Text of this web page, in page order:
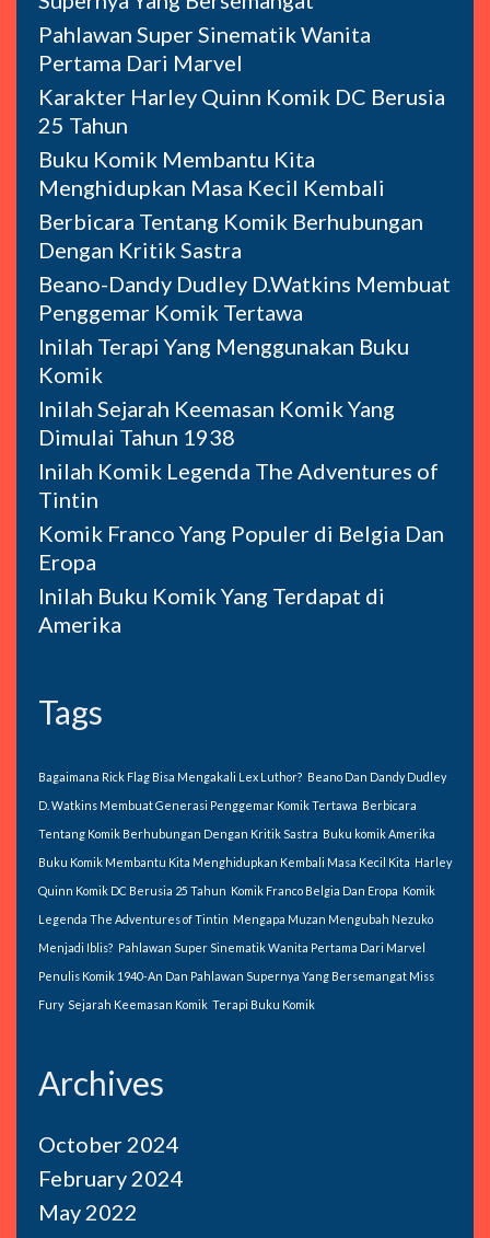
Pahlawan Super Sinematik Wanita
Pertama Dari Marvel
Karakter Harley Quinn Komik DC Berusia
25 Tahun
Buku Komik Membantu Kita
Menghidupkan Masa Kecil Kembali
Berbicara Tentang Komik Berhubungan
Dengan Kritik Sastra
Beano-Dandy Dudley D.Watkins Membuat
Penggemar Komik Tertawa
Inilah Terapi Yang Menggunakan Buku
Komik
Inilah Sejarah Keemasan Komik Yang
Dimulai Tahun 1938
Inilah Komik Legenda The Adventures of
Tintin
Komik Franco Yang Populer di Belgia Dan
Eropa
Inilah Buku Komik Yang Terdapat di
Amerika
Tags
Bagaimana Rick Flag Bisa Mengakali Lex Luthor? Beano Dan Dandy Dudley
D. Watkins Membuat Generasi Penggemar Komik Tertawa Berbicara
Tentang Komik Berhubungan Dengan Kritik Sastra Buku komik Amerika
Buku Komik Membantu Kita Menghidupkan Kembali Masa Kecil Kita Harley
Quinn Komik DC Berusia 25 Tahun Komik Franco Belgia Dan Eropa Komik
Legenda The Adventures of Tintin Mengapa Muzan Mengubah Nezuko
Menjadi Iblis? Pahlawan Super Sinematik Wanita Pertama Dari Marvel
Penulis Komik 1940-An Dan Pahlawan Supernya Yang Bersemangat Miss
Fury Sejarah Keemasan Komik Terapi Buku Komik
Archives
October 2024
February 2024
May 2022